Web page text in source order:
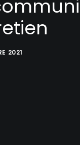
2021